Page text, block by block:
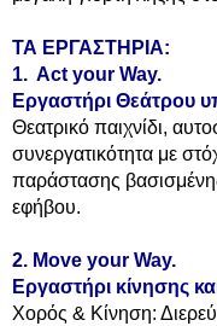
ΤΑ ΕΡΓΑΣΤΗΡΙΑ:
1. Αct your Way.
Εργαστήρι Θεάτρου
Θεατρικό παιχνίδι,
συνεργατικότητα με
παράστασης
εφήβου.
2. Move your Way.
Εργαστήρι κίνησης
Χορός & Κίνηση: